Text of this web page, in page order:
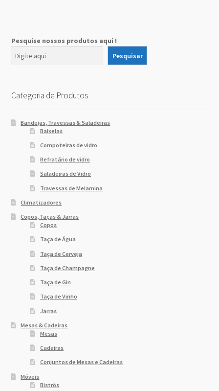
Pesquise nossos produtos aqui !
Pesquisar
Categoria de Produtos
Bandejas, Travessas & Saladeiras
Baixelas
Compoteiras de vidro
Refratário de vidro
Saladeiras de Vidro
Travessas de Melamina
Climatizadores
Copos, Taças & Jarras
Copos
Taça de Água
Taça de Cerveja
Taça de Champagne
Taça de Gin
Taça de Vinho
Jarras
Mesas & Cadeiras
Mesas
Cadeiras
Conjuntos de Mesas e Cadeiras
Móveis
Bistrôs